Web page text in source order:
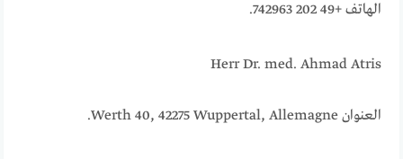
الهاتف +49 202 742963.
Herr Dr. med. Ahmad Atris
العنوان Werth 40, 42275 Wuppertal, Allemagne.